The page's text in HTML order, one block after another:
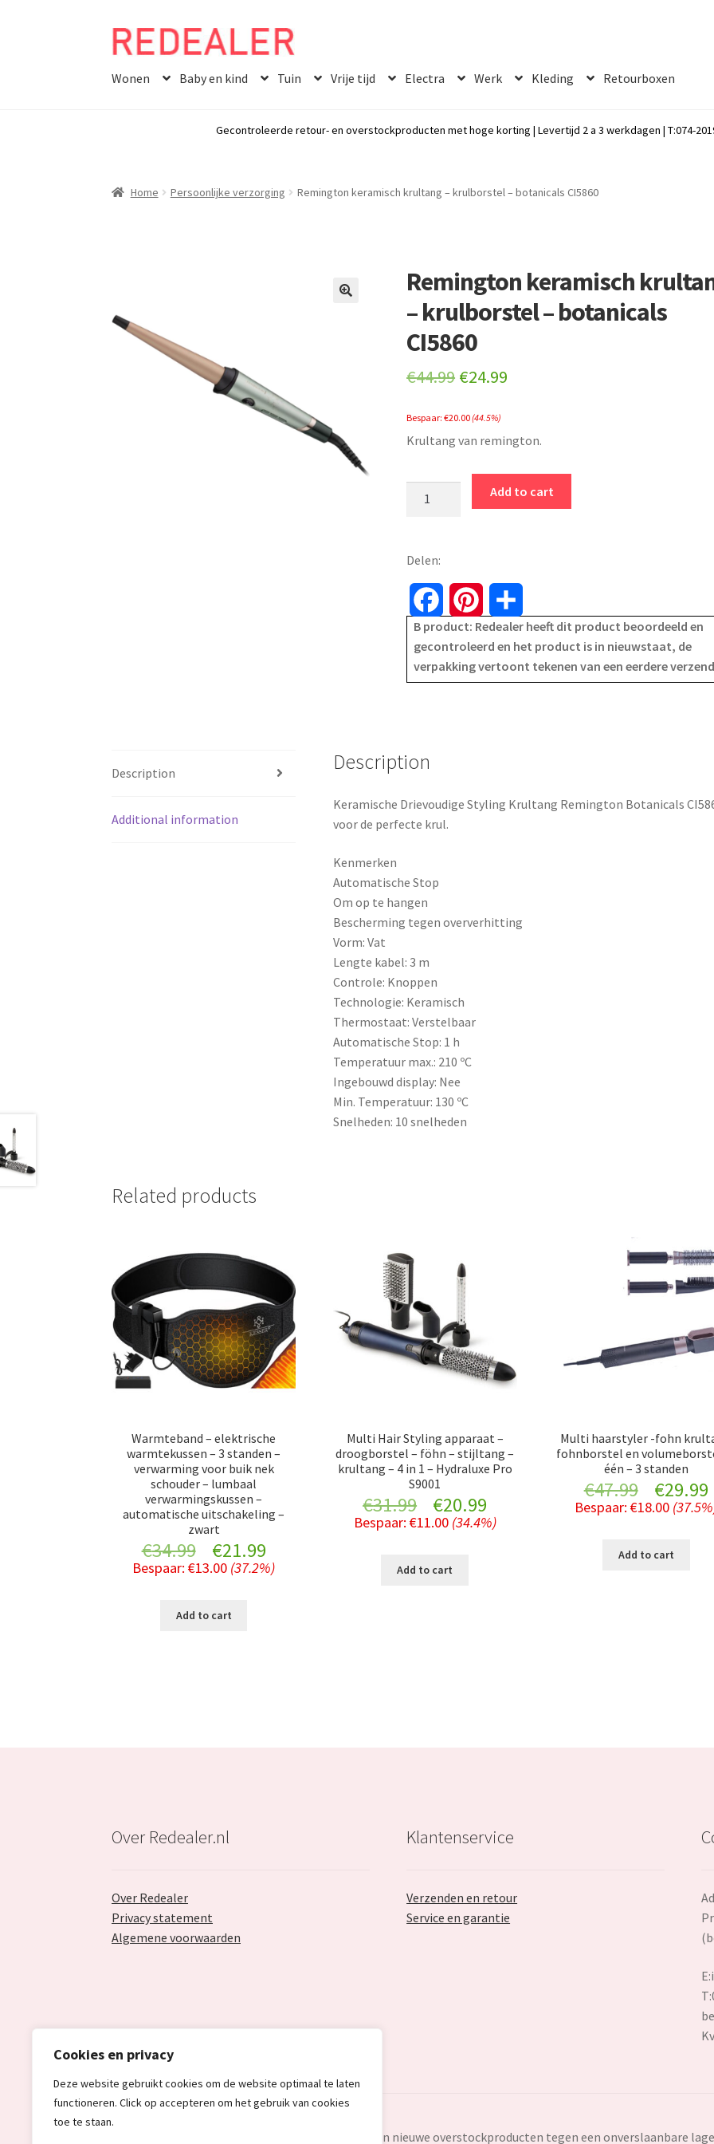
Cookies en privacy
Deze website gebruikt cookies om de website optimaal te laten
functioneren. Click op accepteren om het gebruik van cookies
toe te staan.
Skip
navigation
Skip
content
Wonen Baby en kind Tuin Vrije tijd Electra Werk Kleding Retourboxen
Gecontroleerde retour- en overstockproducten met hoge korting | Levertijd 2 a 3 werkdagen | T:074-
Home Persoonlijke verzorging Remington keramisch krultang – krulborstel – botanicals CI5860
Remington keramisch
– krulborstel – botanicals
CI5860
€44.99 Original
was:
€24.99
is:
Bespaar:€20.00(44.5%)
Krultang van remington.
krulborstel
-
botanicals
CI5860
quantity
Add to cart
Delen:
a
c
o
i
n
e
h
a
B product: Redealer heeft dit product beoordeeld en
gecontroleerd en het product is in nieuwstaat, de
verpakking vertoont tekenen van een eerdere
Description
Additional information
Description
Keramische Drievoudige Styling Krultang Remington Botanicals
voor de perfecte krul.
Kenmerken
Automatische Stop
Om op te hangen
Bescherming tegen oververhitting
Vorm: Vat
Lengte kabel: 3 m
Controle: Knoppen
Technologie: Keramisch
Thermostaat: Verstelbaar
Automatische Stop: 1 h
Temperatuur max.: 210 ºC
Ingebouwd display: Nee
Min. Temperatuur: 130 ºC
Snelheden: 10 snelheden
Related products
Warmteband – elektrische
warmtekussen – 3 standen –
verwarming voor buik nek
schouder – lumbaal
verwarmingskussen –
automatische uitschakeling –
zwart
€34.99
Original
price
was:
€21.99Current
price
Bespaar:€13.00 (37.2%)
Add to cart
Multi Hair Styling apparaat –
droogborstel – föhn – stijltang –
krultang – 4 in 1 – Hydraluxe Pro
S9001
€31.99
Original
price
was:
€20.99
price
Bespaar: €11.00 (34.4%)
Add to cart
Multi haarstyler -fohn
fohnborstel en
één – 3 standen
€47.99
Original
price
was:
€29.99
Bespaar:€18.00
Add to cart
Over Redealer.nl
Over Redealer
Privacy statement
Algemene voorwaarden
Klantenservice
Verzenden en retour
Service en garantie
E:
© Redealer.nl | Gecontroleerde retourproducten en nieuwe overstockproducten tegen een onverslaanbare